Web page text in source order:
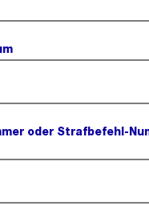
oder Strafbefehl-